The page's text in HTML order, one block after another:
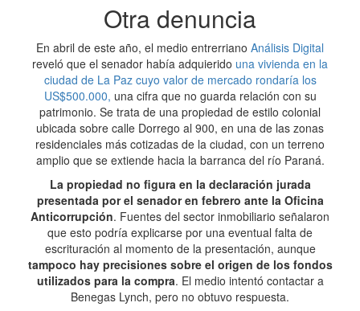
Otra denuncia
En abril de este año, el medio entrerriano Análisis Digital
reveló que el senador había adquierido una vivienda en la
ciudad de La Paz cuyo valor de mercado rondaría los
US$500.000, una cifra que no guarda relación con su
patrimonio. Se trata de una propiedad de estilo colonial
ubicada sobre calle Dorrego al 900, en una de las zonas
residenciales más cotizadas de la ciudad, con un terreno
amplio que se extiende hacia la barranca del río Paraná.
La propiedad no figura en la declaración jurada
presentada por el senador en febrero ante la Oficina
Anticorrupción. Fuentes del sector inmobiliario señalaron
que esto podría explicarse por una eventual falta de
escrituración al momento de la presentación, aunque
tampoco hay precisiones sobre el origen de los fondos
utilizados para la compra. El medio intentó contactar a
Benegas Lynch, pero no obtuvo respuesta.